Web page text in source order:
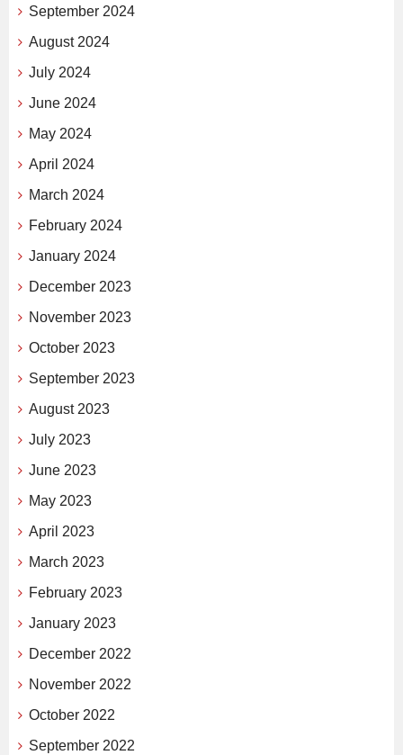
September 2024
August 2024
July 2024
June 2024
May 2024
April 2024
March 2024
February 2024
January 2024
December 2023
November 2023
October 2023
September 2023
August 2023
July 2023
June 2023
May 2023
April 2023
March 2023
February 2023
January 2023
December 2022
November 2022
October 2022
September 2022